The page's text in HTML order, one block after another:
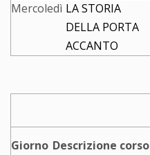
Mercoledì LA STORIA
DELLA PORTA
ACCANTO
Giorno Descrizione corso